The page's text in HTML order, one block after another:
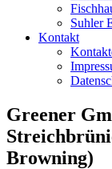
Suhler
Kontakt
Greener
Browning)